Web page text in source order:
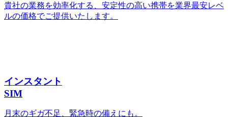
貴社の業務を効率化する、安定性の高い携帯を業界最安レベ
ルの価格でご提供いたします。
インスタント
SIM
月末のギガ不足、緊急時の備えにも。